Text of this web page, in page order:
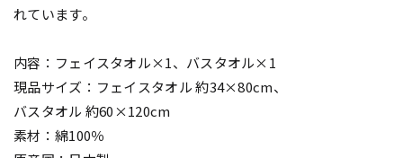
れています。
内容：フェイスタオル×1、バスタオル×1
現品サイズ：フェイスタオル 約34×80cm、
バスタオル 約60×120cm
素材：綿100％